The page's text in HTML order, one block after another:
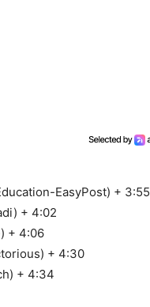
EasyPost) + 3:55
+ 4:02
+ 4:06
+ 4:30
+ 4:34